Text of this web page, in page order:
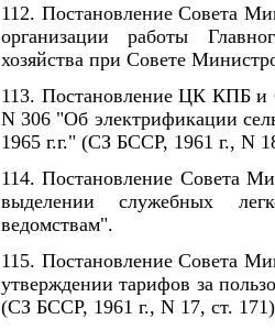
112. Постановление Совета
организации работы
хозяйства при Совете
113. Постановление ЦК КПБ и
N 306 "Об электрификации
1965 г.г." (СЗ БССР, 1961 г., N
114. Постановление Совета
выделении служебных
ведомствам".
115. Постановление Совета
утверждении тарифов за
(СЗ БССР, 1961 г., N 17, ст.